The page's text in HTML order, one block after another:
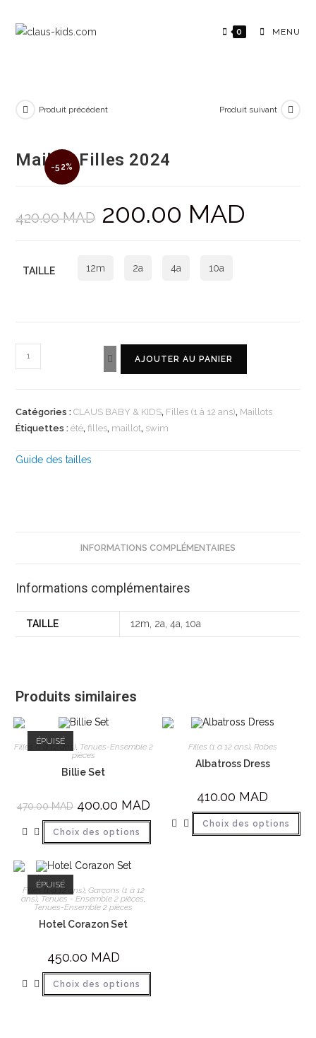
0 MENU
-52%
Produit précédent Produit suivant
Maillot Filles 2024
420.00MAD 200.00 MAD
TAILLE 12m 2a 4a 10a
AJOUTER AU PANIER
Catégories :CLAUS BABY & KIDS, Filles (1 à 12 ans), Maillots
Étiquettes :été,filles, maillot, swim
Guide des tailles
INFORMATIONS COMPLÉMENTAIRES
Informations complémentaires
TAILLE 12m, 2a, 4a, 10a
Produits similaires
ÉPUISÉ
Filles (1 à 12 ans), Tenues-Ensemble 2
pièces
Billie Set
470.00MAD 400.00 MAD
Choix des options
Filles (1 à 12 ans), Robes
Albatross Dress
410.00 MAD
Choix des options
ÉPUISÉ
Filles (1 à 12 ans), Garçons (1 à 12
ans), Tenues - Ensemble 2 pièces,
Tenues-Ensemble 2 pièces
Hotel Corazon Set
450.00 MAD
Choix des options